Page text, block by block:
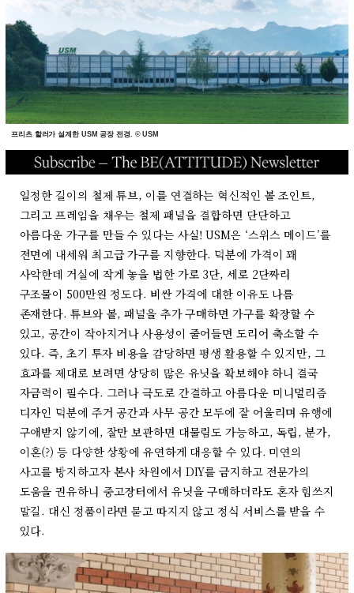
프리츠 할러가 설계한 USM 공장 전경. © USM
일정한 길이의 철제 튜브, 이를 연결하는 혁신적인 볼 조인트,
그리고 프레임을 채우는 철제 패널을 결합하면 단단하고
아름다운 가구를 만들 수 있다는 사실! USM은 ‘스위스 메이드’를
전면에 내세워 최고급 가구를 지향한다. 덕분에 가격이 꽤
사악한데 거실에 작게 놓을 법한 가로 3단, 세로 2단짜리
구조물이 500만원 정도다. 비싼 가격에 대한 이유도 나름
존재한다. 튜브와 볼, 패널을 추가 구매하면 가구를 확장할 수
있고, 공간이 작아지거나 사용성이 줄어들면 도리어 축소할 수
있다. 즉, 초기 투자 비용을 감당하면 평생 활용할 수 있지만, 그
효과를 제대로 보려면 상당히 많은 유닛을 확보해야 하니 결국
자금력이 필수다. 그러나 극도로 간결하고 아름다운 미니멀리즘
디자인 덕분에 주거 공간과 사무 공간 모두에 잘 어울리며 유행에
구애받지 않기에, 잘만 보관하면 대물림도 가능하고, 독립, 분가,
이혼(?) 등 다양한 상황에 유연하게 대응할 수 있다. 미연의
사고를 방지하고자 본사 차원에서 DIY를 금지하고 전문가의
도움을 권유하니 중고장터에서 유닛을 구매하더라도 혼자 힘쓰지
말길. 대신 정품이라면 묻고 따지지 않고 정식 서비스를 받을 수
있다.